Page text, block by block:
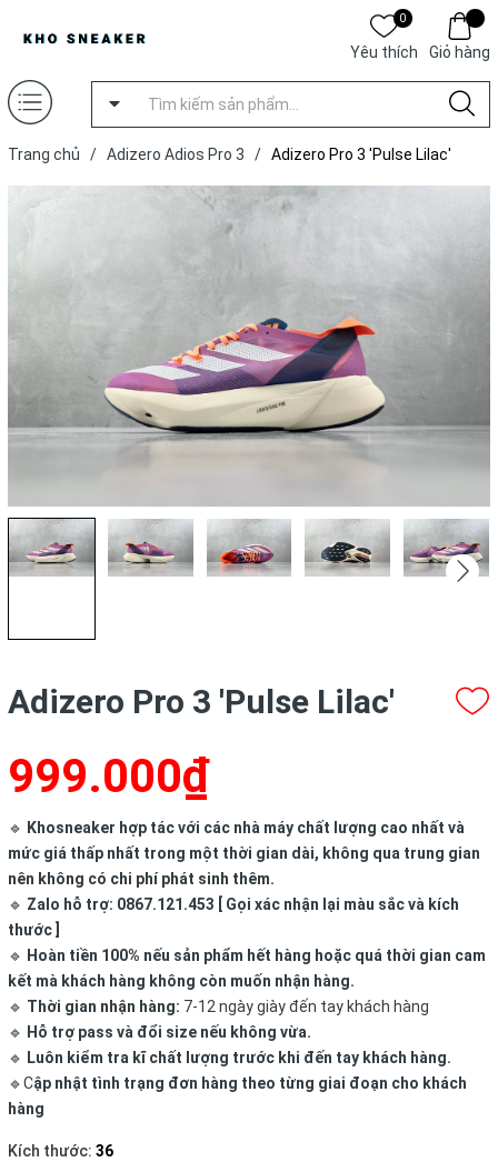
0
Yêu thích Giỏ hàng
Trang chủ / Adizero Adios Pro 3 / Adizero Pro 3 'Pulse Lilac'
Adizero Pro 3 'Pulse Lilac'
999.000₫
🔹 Khosneaker hợp tác với các nhà máy chất lượng cao nhất và
mức giá thấp nhất trong một thời gian dài, không qua trung gian
nên không có chi phí phát sinh thêm.
🔹 Zalo hỗ trợ: 0867.121.453 [ Gọi xác nhận lại màu sắc và kích
thước ]
🔹 Hoàn tiền 100% nếu sản phẩm hết hàng hoặc quá thời gian cam
kết mà khách hàng không còn muốn nhận hàng.
🔹 Thời gian nhận hàng: 7-12 ngày giày đến tay khách hàng
🔹 Hỗ trợ pass và đổi size nếu không vừa.
🔹 Luôn kiểm tra kĩ chất lượng trước khi đến tay khách hàng.
🔹Cập nhật tình trạng đơn hàng theo từng giai đoạn cho khách
hàng
Kích thước: 36